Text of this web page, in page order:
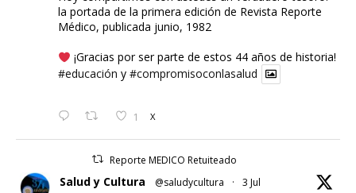
la portada de la primera edición de Revista Reporte
Médico, publicada junio, 1982
¡Gracias por ser parte de estos 44 años de historia!
#educación y #compromisoconlasalud
1 X
Reporte MEDICO Retuiteado
Salud y Cultura @saludycultura · 3 Jul